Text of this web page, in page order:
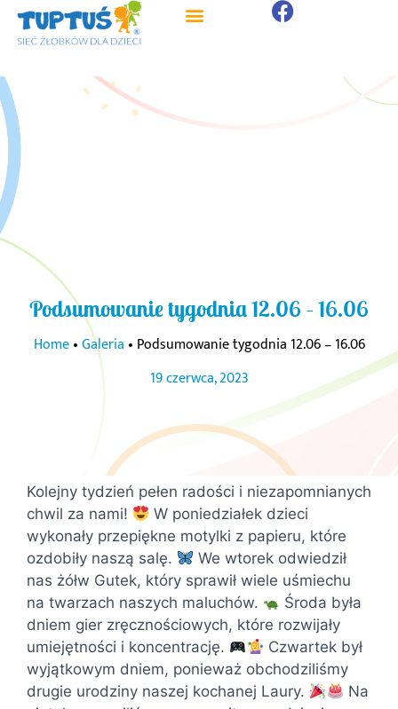
Podsumowanie tygodnia 12.06 – 16.06
Home•Galeria • Podsumowanie tygodnia 12.06 – 16.06
19 czerwca, 2023
Kolejny tydzień pełen radości i niezapomnianych
chwil za nami!
W poniedziałek dzieci
wykonały przepiękne motylki z papieru, które
ozdobiły naszą salę.
We wtorek odwiedził
nas żółw Gutek, który sprawił wiele uśmiechu
na twarzach naszych maluchów.
Środa była
dniem gier zręcznościowych, które rozwijały
umiejętności i koncentrację.
Czwartek był
wyjątkowym dniem, ponieważ obchodziliśmy
drugie urodziny naszej kochanej Laury.
Na